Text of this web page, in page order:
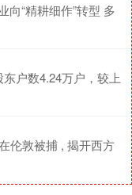
向“精耕细作”转型 多
户数4.24万户，较上
伦敦被捕 , 揭开西方